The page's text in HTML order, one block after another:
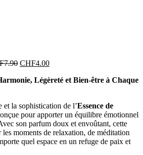
7.90 CHF4.00
Légèreté et Bien-être à Chaque
et la sophistication de l’Essence de
pour apporter un équilibre émotionnel
son parfum doux et envoûtant, cette
les moments de relaxation, de méditation
quel espace en un refuge de paix et